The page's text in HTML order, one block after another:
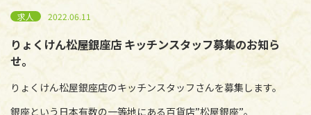
求人 2022.06.11
りょくけん松屋銀座店 キッチンスタッフ募集のお知ら
せ。
りょくけん松屋銀座店のキッチンスタッフさんを募集します。
銀座という日本有数の一等地にある百貨店”松屋銀座”。